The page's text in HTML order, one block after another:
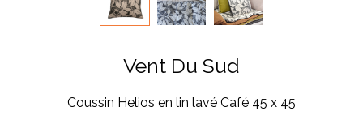
Vent Du Sud
Coussin Helios en lin lavé Café 45 x 45